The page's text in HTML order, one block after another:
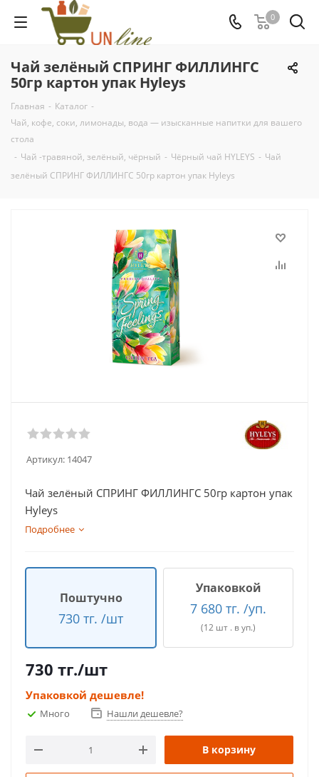
0
Чай зелёный СПРИНГ ФИЛЛИНГС
50гр картон упак Hyleys
Главная - Каталог -
Чай, кофе, соки, лимонады, вода — изысканные напитки для вашего
стола
- Чай -травяной, зелёный, чёрный - Чёрный чай HYLEYS - Чай
зелёный СПРИНГ ФИЛЛИНГС 50гр картон упак Hyleys
Артикул: 14047
Чай зелёный СПРИНГ ФИЛЛИНГС 50гр картон упак
Hyleys
Подробнее
Поштучно
730 тг. /шт
Упаковкой
7 680 тг. /уп.
(12 шт . в уп.)
730 тг./шт
Упаковкой дешевле!
Много Нашли дешевле?
В корзину